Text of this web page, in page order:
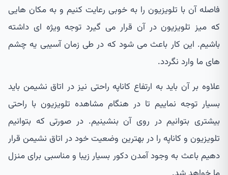
فاصله آن با تلویزیون را به خوبی رعایت کنیم و به مکان هایی
که میز تلویزیون در آن قرار می گیرد توجه ویژه ای داشته
باشیم. این کار باعث می شود که در طی زمان آسیبی یه چشم
های ما وارد نگردد.
علاوه بر آن باید به ارتفاع کاناپه راحتی نیز در اتاق نشیمن باید
بسیار توجه نماییم تا در هنگام مشاهده تلویزیون با راحتی
بیشتری بتوانیم در روی آن بنشینیم. در صورتی که بتوانیم
تلویزیون و کاناپه را در بهترین وضعیت خود در اتاق نشیمن قرار
دهیم باعث به وجود آمدن دکور بسیار زیبا و مناسبی برای منزل